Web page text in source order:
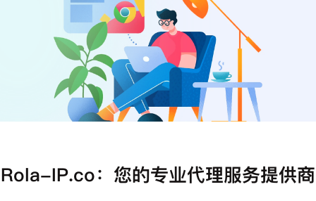
Rola-IP.co：您的专业代理服务提供商